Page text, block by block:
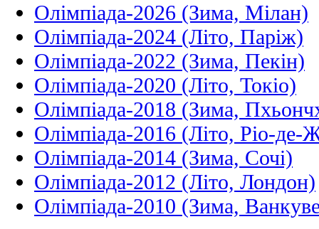
Олімпіада-2026 (Зима, Мілан)
Олімпіада-2024 (Літо, Паріж)
Олімпіада-2022 (Зима, Пекін)
Олімпіада-2020 (Літо, Токіо)
Олімпіада-2018 (Зима,
Олімпіада-2016 (Літо, Ріо-де-
Олімпіада-2014 (Зима, Сочі)
Олімпіада-2012 (Літо, Лондон)
Олімпіада-2010 (Зима,